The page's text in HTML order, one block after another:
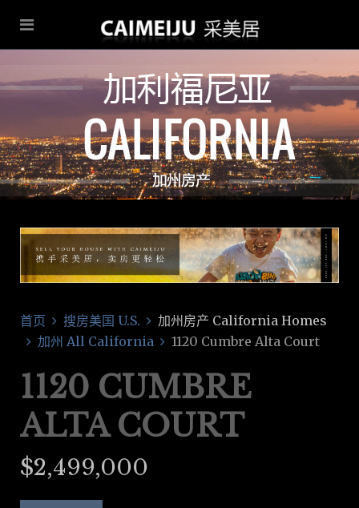
首页 搜房美国 U.S.
加州房产 California Homes
加州 All California
1120 Cumbre Alta Court
1120 CUMBRE
ALTA COURT
$2,499,000